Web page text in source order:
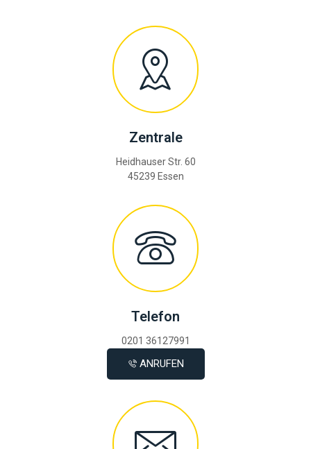
Zentrale
Heidhauser Str. 60
45239 Essen
Telefon
0201 36127991
ANRUFEN